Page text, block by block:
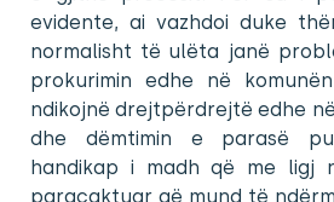
evidente, ai vazhdoi duke
normalisht të ulëta janë
prokurimin edhe në
ndikojnë drejtpërdrejtë edhe
dhe dëmtimin e parasë
handikap i madh që me ligj
paracaktuar që mund të